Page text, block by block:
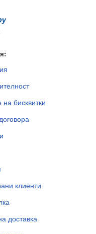
на бисквитки
клиенти
доставка